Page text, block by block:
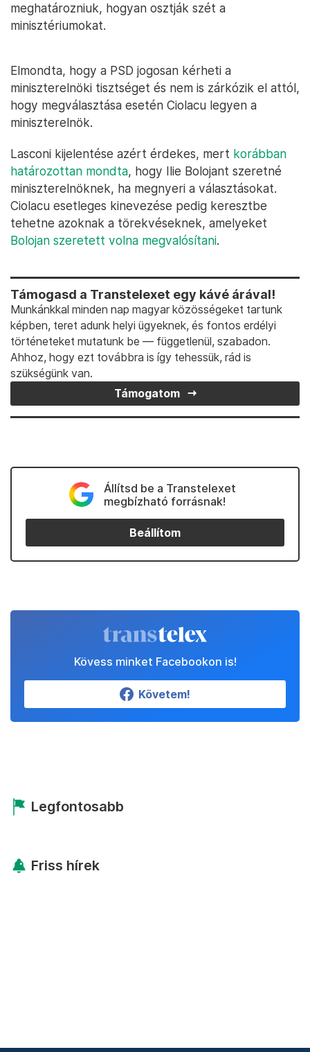
meghatározniuk, hogyan osztják szét a
minisztériumokat.
Elmondta, hogy a PSD jogosan kérheti a
miniszterelnöki tisztséget és nem is zárkózik el attól,
hogy megválasztása esetén Ciolacu legyen a
miniszterelnök.
Lasconi kijelentése azért érdekes, mert korábban
határozottan mondta, hogy Ilie Bolojant szeretné
miniszterelnöknek, ha megnyeri a választásokat.
Ciolacu esetleges kinevezése pedig keresztbe
tehetne azoknak a törekvéseknek, amelyeket
Bolojan szeretett volna megvalósítani.
Támogasd a Transtelexet egy kávé árával!
Munkánkkal minden nap magyar közösségeket tartunk
képben, teret adunk helyi ügyeknek, és fontos erdélyi
történeteket mutatunk be — függetlenül, szabadon.
Ahhoz, hogy ezt továbbra is így tehessük, rád is
szükségünk van.
Támogatom
Állítsd be a Transtelexet
megbízható forrásnak!
Beállítom
Kövess minket Facebookon is!
Követem!
Legfontosabb
Friss hírek